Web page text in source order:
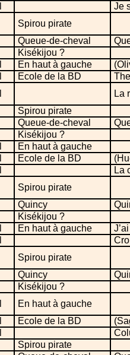
Je
Spirou pirate
Queue-de-cheval
Kisékijou ?
En haut à gauche
Ecole de la BD
La
Spirou pirate
Queue-de-cheval
Kisékijou ?
En haut à gauche
Ecole de la BD
La
Spirou pirate
Quincy
Kisékijou ?
En haut à gauche
Spirou pirate
Quincy
Kisékijou ?
En haut à gauche
Ecole de la BD
Spirou pirate